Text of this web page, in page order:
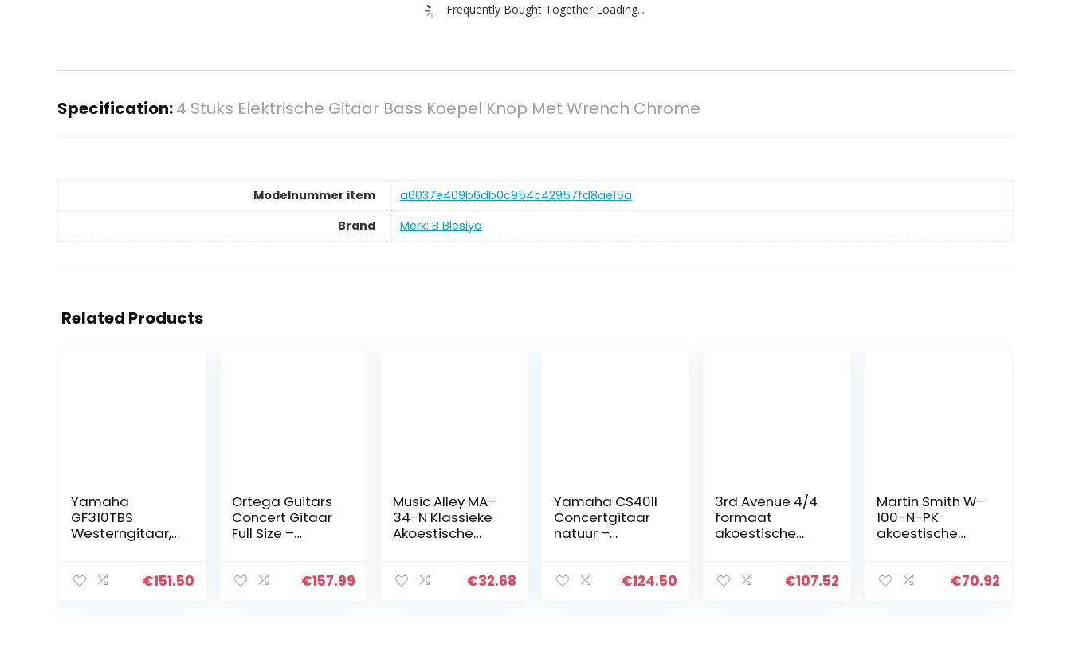
Frequently Bought Together Loading...
Specification:4 Stuks Elektrische Gitaar Bass Koepel Knop Met Wrench Chrome
Modelnummer item
‎a6037e409b6db0c954c42957fd8ae15a
Brand
Merk: B Blesiya
Related Products
Yamaha
GF310TBS
Westerngitaar,
Gitaar, 4/4 €151.50
Ortega Guitars
Concert Gitaar
Full Size –
n (RST5)
€157.99
Music Alley MA-
34-N Klassieke
Akoestische
Junior Gitaar
€32.68
Yamaha CS40II
Concertgitaar
natuur –
akoestische
€124.50
3rd Avenue 4/4
formaat
akoestische
gigbag,
€107.52
Martin Smith W-
100-N-PK
akoestische
gitaarplectrums
€70.92